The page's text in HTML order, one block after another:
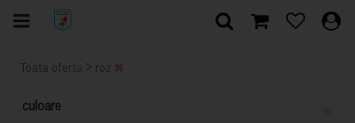
Toata oferta > roz
culoare